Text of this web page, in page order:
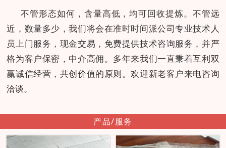
不管形态如何，含量高低，均可回收提炼。不管远
近，数量多少，我们将会在准时时间派公司专业技术人
员上门服务，现金交易，免费提供技术咨询服务，并严
格为客户保密，中介高佣。多年来我们一直秉着互利双
赢诚信经营，共创价值的原则。欢迎新老客户来电咨询
洽谈。
产品/服务